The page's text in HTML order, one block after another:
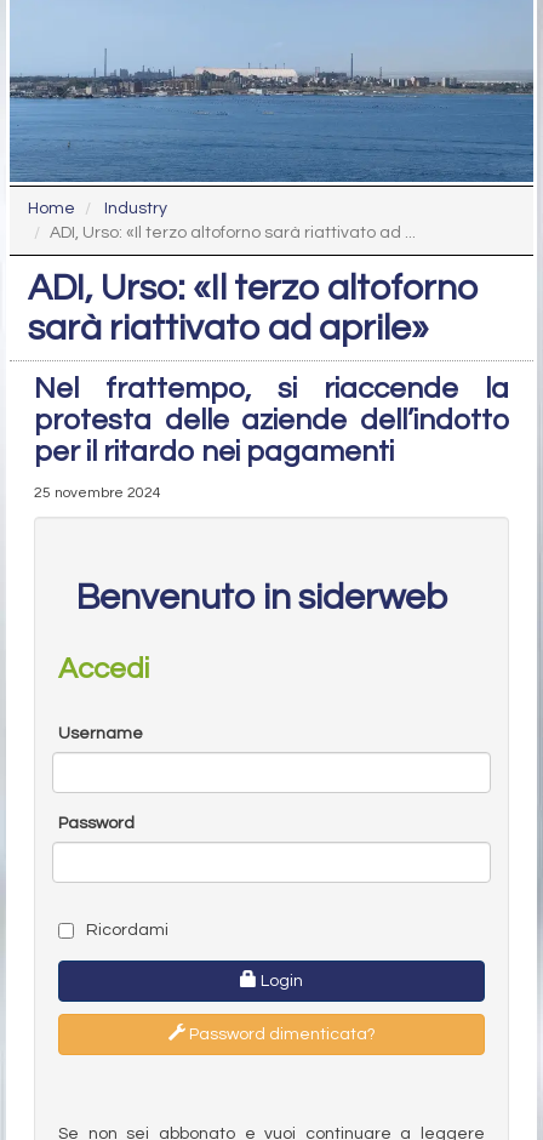
Home
Industry
ADI, Urso: «Il terzo altoforno sarà riattivato ad ...
ADI, Urso: «Il terzo altoforno
sarà riattivato ad aprile»
Nel frattempo, si riaccende la
protesta delle aziende dell’indotto
per il ritardo nei pagamenti
25 novembre 2024
Benvenuto in siderweb
Accedi
Username
Password
Ricordami
Login
Password dimenticata?
Se non sei abbonato e vuoi continuare a leggere